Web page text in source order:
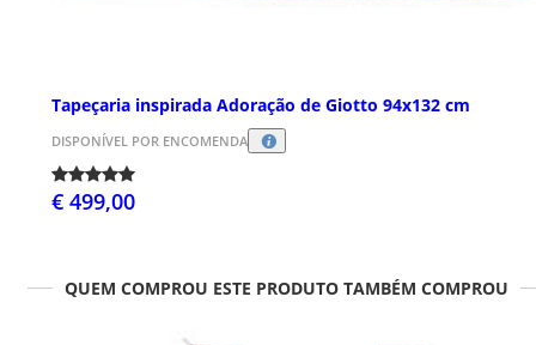
Tapeçaria inspirada Adoração de Giotto 94x132 cm
DISPONÍVEL POR ENCOMENDA
€ 499,00
QUEM COMPROU ESTE PRODUTO TAMBÉM COMPROU